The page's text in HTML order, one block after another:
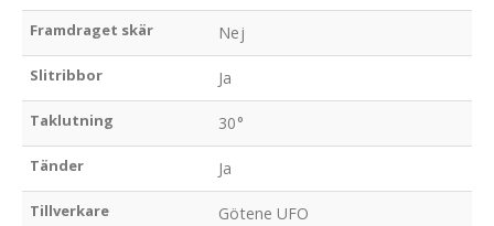
Framdraget skär Nej
Slitribbor Ja
Taklutning 30°
Tänder Ja
Tillverkare Götene UFO